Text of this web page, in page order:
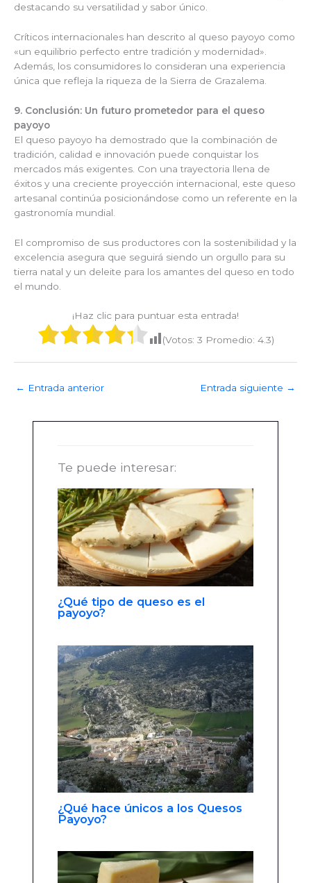
destacando su versatilidad y sabor único.
Críticos internacionales han descrito al queso payoyo como
«un equilibrio perfecto entre tradición y modernidad».
Además, los consumidores lo consideran una experiencia
única que refleja la riqueza de la Sierra de Grazalema.
9. Conclusión: Un futuro prometedor para el queso
payoyo
El queso payoyo ha demostrado que la combinación de
tradición, calidad e innovación puede conquistar los
mercados más exigentes. Con una trayectoria llena de
éxitos y una creciente proyección internacional, este queso
artesanal continúa posicionándose como un referente en la
gastronomía mundial.
El compromiso de sus productores con la sostenibilidad y la
excelencia asegura que seguirá siendo un orgullo para su
tierra natal y un deleite para los amantes del queso en todo
el mundo.
¡Haz clic para puntuar esta entrada!
(Votos: 3 Promedio: 4.3)
← Entrada anterior Entrada siguiente →
Te puede interesar:
¿Qué tipo de queso es el
payoyo?
¿Qué hace únicos a los Quesos
Payoyo?